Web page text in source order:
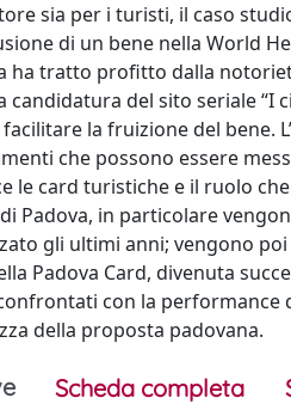
sia per i turisti, il caso
di un bene nella World
ha tratto profitto dalla
candidatura del sito seriale “I
la fruizione del bene.
che possono essere
le card turistiche e il ruolo
Padova, in particolare
gli ultimi anni; vengono
Padova Card, divenuta
con la performance
della proposta padovana.
Scheda completa